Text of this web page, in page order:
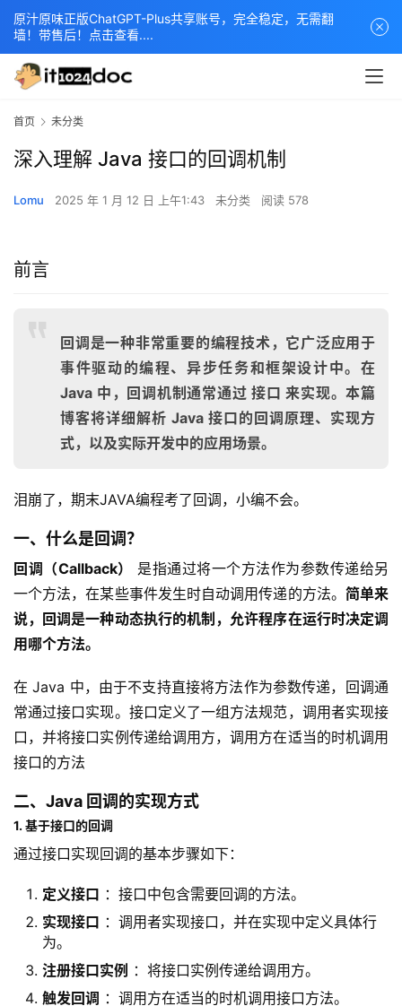
首页 未分类
深入理解 Java 接口的回调机制
Lomu 2025 年 1 月 12 日 上午1:43 未分类 阅读 578
前言
回调是一种非常重要的编程技术，它广泛应用于
事件驱动的编程、异步任务和框架设计中。在
Java 中，回调机制通常通过 接口 来实现。本篇
博客将详细解析 Java 接口的回调原理、实现方
式，以及实际开发中的应用场景。
泪崩了，期末JAVA编程考了回调，小编不会。
一、什么是回调？
回调（Callback）
是指通过将一个方法作为参数传递给另
一个方法，在某些事件发生时自动调用传递的方法。 简单来
说，回调是一种动态执行的机制，允许程序在运行时决定调
用哪个方法。
在 Java 中，由于不支持直接将方法作为参数传递，回调通
常通过接口实现。接口定义了一组方法规范，调用者实现接
口，并将接口实例传递给调用方，调用方在适当的时机调用
接口的方法
二、Java 回调的实现方式
1. 基于接口的回调
通过接口实现回调的基本步骤如下：
定义接口 ：接口中包含需要回调的方法。
实现接口 ：调用者实现接口，并在实现中定义具体行
为。
注册接口实例 ：将接口实例传递给调用方。
触发回调 ：调用方在适当的时机调用接口方法。
原汁原味正版ChatGPT-Plus共享账号，完全稳定，无需翻
墙！带售后！点击查看....